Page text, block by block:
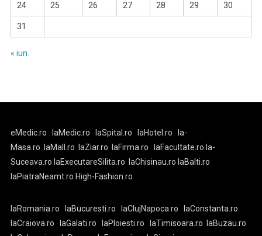
24 25 26 27 28 29 30
31
« iun.
eMedic.ro laMedic.ro laSpital.ro laHotel.ro
la-
Masa.ro
laMall.ro laZiar.ro laFirma.ro laFacultate.ro la-
Suceava.ro laExecutareSilita.ro laChisinau.ro laBalti.ro
laPiatraNeamt.ro High-Fashion.ro
laRomania.ro laBucuresti.ro laClujNapoca.ro
laConstanta.ro
laCraiova.ro
laGalati.ro laPloiesti.ro laTimisoara.ro
laBuzau.ro